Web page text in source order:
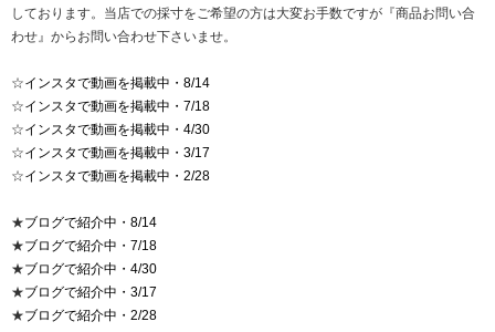
しております。当店での採寸をご希望の方は大変お手数ですが『商品お問い合
わせ』からお問い合わせ下さいませ。
☆インスタで動画を掲載中・8/14
☆インスタで動画を掲載中・7/18
☆インスタで動画を掲載中・4/30
☆インスタで動画を掲載中・3/17
☆インスタで動画を掲載中・2/28
★ブログで紹介中・8/14
★ブログで紹介中・7/18
★ブログで紹介中・4/30
★ブログで紹介中・3/17
★ブログで紹介中・2/28